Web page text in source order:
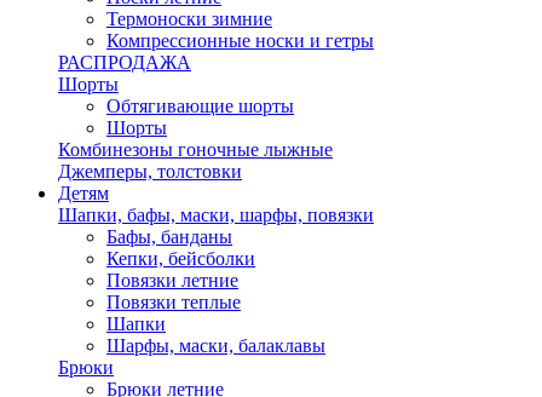
Термоноски зимние
Компрессионные носки и гетры
РАСПРОДАЖА
Шорты
Обтягивающие шорты
Шорты
Комбинезоны гоночные лыжные
Джемперы, толстовки
Детям
Шапки, бафы, маски, шарфы, повязки
Бафы, банданы
Кепки, бейсболки
Повязки летние
Повязки теплые
Шапки
Шарфы, маски, балаклавы
Брюки
Брюки летние